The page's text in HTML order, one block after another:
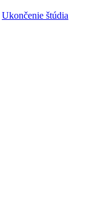
Ukončenie štúdia